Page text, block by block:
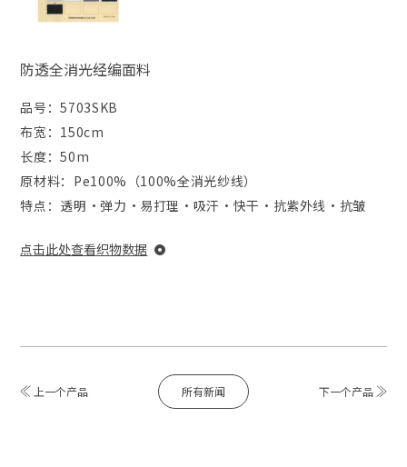
防透全消光经编面料
品号：5703SKB
布宽： 150cm
长度：50m
原材料： Pe100%（100%全消光纱线）
特点： 透明・弹力・易打理・吸汗・快干・抗紫外线・抗皱
点击此处查看织物数据
上一个产品 所有新闻 下一个产品